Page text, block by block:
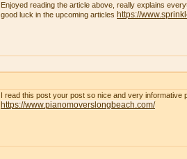
Enjoyed reading the article above, really explains
good luck in the upcoming articles https://
I read this post your post so nice and very informative
https://www.pianomoverslongbeach.com/